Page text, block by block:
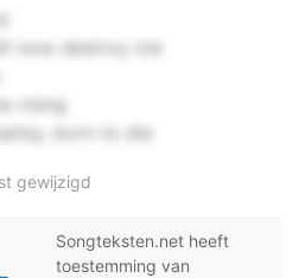
now destroy me
rising
born to die
gewijzigd
Songteksten.net heeft
toestemming van